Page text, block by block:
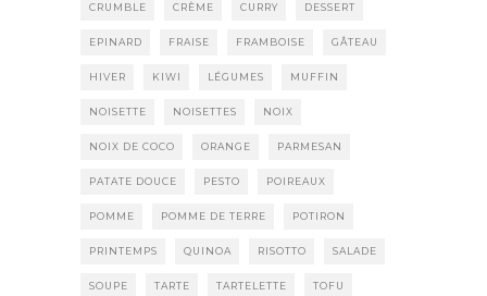
CRUMBLE CRÈME CURRY DESSERT
EPINARD FRAISE FRAMBOISE GÂTEAU
HIVER KIWI LÉGUMES MUFFIN
NOISETTE NOISETTES NOIX
NOIX DE COCO ORANGE PARMESAN
PATATE DOUCE PESTO POIREAUX
POMME POMME DE TERRE POTIRON
PRINTEMPS QUINOA RISOTTO SALADE
SOUPE TARTE TARTELETTE TOFU